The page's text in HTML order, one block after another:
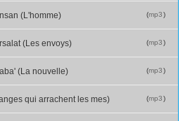
(mp3)
(L'homme)
(mp3)
(Les envoys)
(mp3)
(La nouvelle)
(mp3)
qui arrachent les mes)